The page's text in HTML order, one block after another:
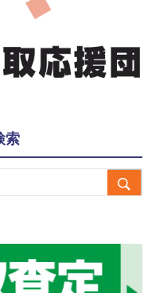
索
